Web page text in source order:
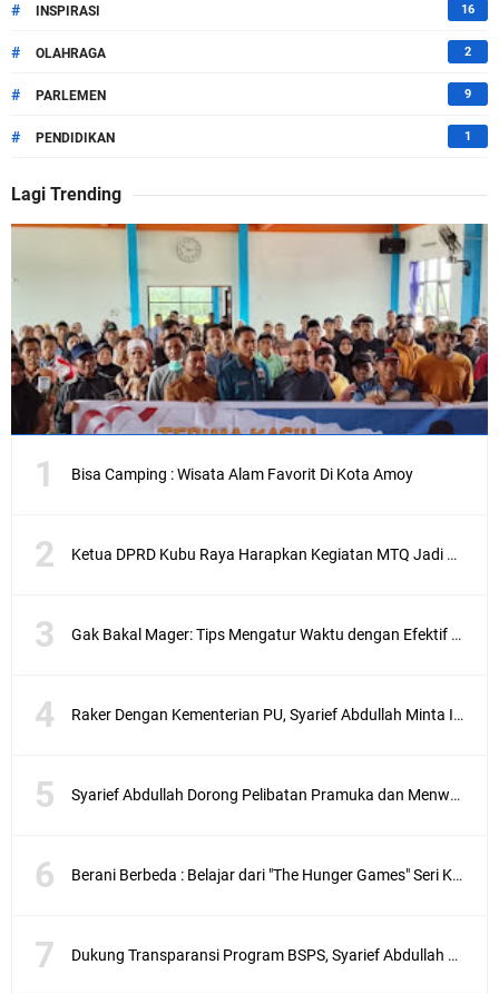
# INSPIRASI 16
# OLAHRAGA 2
# PARLEMEN 9
# PENDIDIKAN 1
Lagi Trending
Bisa Camping : Wisata Alam Favorit Di Kota Amoy
Ketua DPRD Kubu Raya Harapkan Kegiatan MTQ Jadi Pondasi Pengembangan SDM Di Kubu Raya
Gak Bakal Mager: Tips Mengatur Waktu dengan Efektif Agar Lebih Produktif
Raker Dengan Kementerian PU, Syarief Abdullah Minta Inpres Jalan Daerah Jadi Program Prioritas
Syarief Abdullah Dorong Pelibatan Pramuka dan Menwa dalam Penanggulangan Bencana
Berani Berbeda : Belajar dari "The Hunger Games" Seri Karya Suzanne Collins
Dukung Transparansi Program BSPS, Syarief Abdullah Apresiasi Inovasi Pemilihan Terbuka Toko